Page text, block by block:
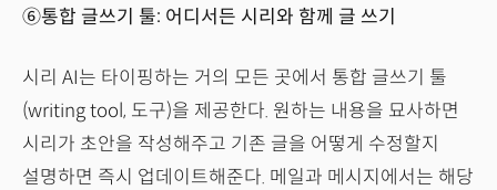
⑥통합 글쓰기 툴: 어디서든 시리와 함께 글 쓰기
시리 AI는 타이핑하는 거의 모든 곳에서 통합 글쓰기 툴
(writing tool, 도구)을 제공한다. 원하는 내용을 묘사하면
시리가 초안을 작성해주고 기존 글을 어떻게 수정할지
설명하면 즉시 업데이트해준다. 메일과 메시지에서는 해당